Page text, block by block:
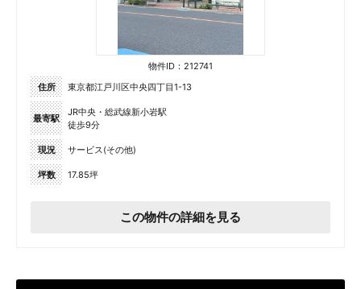
物件ID：212741
住所
東京都江戸川区中央四丁目1-13
最寄駅
JR中央・総武線新小岩駅
徒歩9分
現況 サービス(その他)
坪数 17.85坪
この物件の詳細を見る